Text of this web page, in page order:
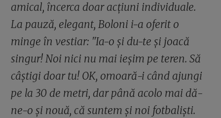
amical, încerca doar acțiuni individuale.
La pauză, elegant, Boloni i-a oferit o
minge în vestiar: "Ia-o și du-te și joacă
singur! Noi nici nu mai ieșim pe teren. Să
câștigi doar tu! OK, omoară-i când ajungi
pe la 30 de metri, dar până acolo mai dă-
ne-o și nouă, că suntem și noi fotbaliști.